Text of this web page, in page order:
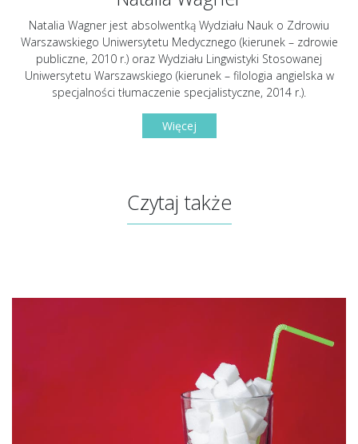
Natalia Wagner jest absolwentką Wydziału Nauk o Zdrowiu
Warszawskiego Uniwersytetu Medycznego (kierunek – zdrowie
publiczne, 2010 r.) oraz Wydziału Lingwistyki Stosowanej
Uniwersytetu Warszawskiego (kierunek – filologia angielska w
specjalności tłumaczenie specjalistyczne, 2014 r.).
Więcej
Czytaj także